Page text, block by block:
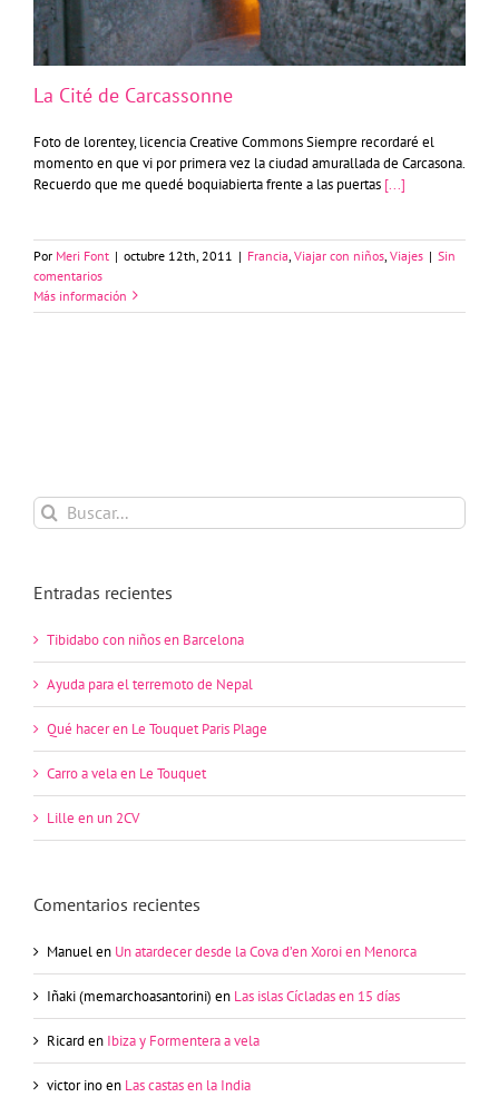
La Cité de Carcassonne
Foto de lorentey, licencia Creative Commons Siempre recordaré el
momento en que vi por primera vez la ciudad amurallada de Carcasona.
Recuerdo que me quedé boquiabierta frente a las puertas [...]
Por Meri Font | octubre 12th, 2011 | Francia Viajar con niños Viajes | Sin
comentarios
Más información
Buscar:
Entradas recientes
Tibidabo con niños en Barcelona
Ayuda para el terremoto de Nepal
Qué hacer en Le Touquet Paris Plage
Carro a vela en Le Touquet
Lille en un 2CV
Comentarios recientes
Manuelen Un atardecer desde la Cova d’en Xoroi en Menorca
Iñaki (memarchoasantorini) en Las islas Cícladas en 15 días
Ricard en Ibiza y Formentera a vela
victor inoen Las castas en la India